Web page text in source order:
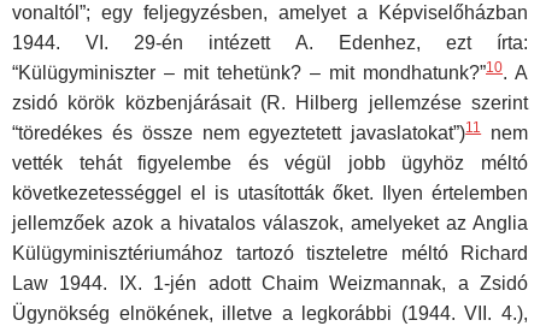
vonaltól”; egy feljegyzésben, amelyet a Képviselőházban
1944. VI. 29-én intézett A. Edenhez, ezt írta:
“Külügyminiszter – mit tehetünk? – mit mondhatunk?”10. A
zsidó körök közbenjárásait (R. Hilberg jellemzése szerint
“töredékes és össze nem egyeztetett javaslatokat”)11nem
vették tehát figyelembe és végül jobb ügyhöz méltó
következetességgel el is utasították őket. Ilyen értelemben
jellemzőek azok a hivatalos válaszok, amelyeket az Anglia
Külügyminisztériumához tartozó tiszteletre méltó Richard
Law 1944. IX. 1-jén adott Chaim Weizmannak, a Zsidó
Ügynökség elnökének, illetve a legkorábbi (1944. VII. 4.),